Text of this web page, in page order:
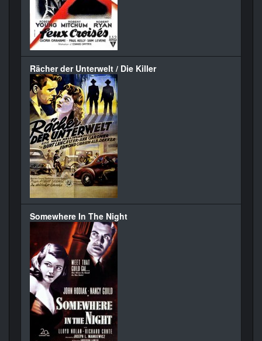
Rächer der Unterwelt / Die Killer
Somewhere In The Night